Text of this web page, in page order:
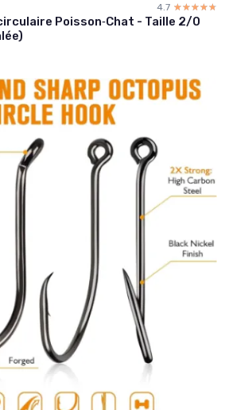
4.7 ☆☆☆☆☆
★★★★★
Poisson‑Chat - Taille 2/0